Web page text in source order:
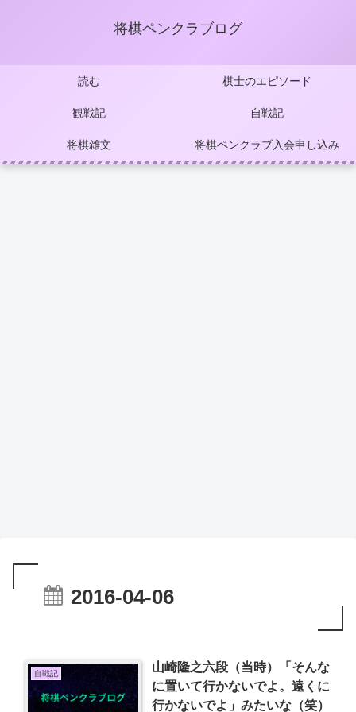
将棋ペンクラブログ
読む 棋士のエピソード
観戦記 自戦記
将棋雑文 将棋ペンクラブ入会申し込み
2016-04-06
自戦記
山崎隆之六段（当時）「そんな
に置いて行かないでよ。遠くに
行かないでよ」みたいな（笑）